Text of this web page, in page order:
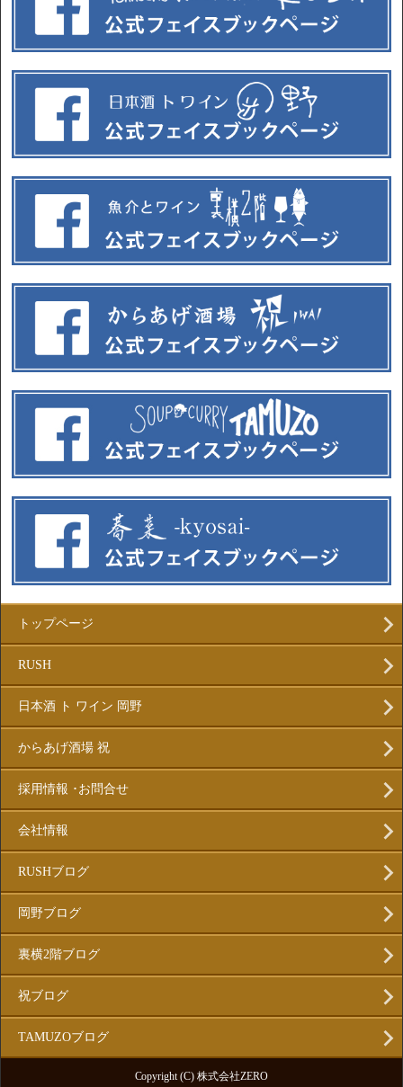
トップページ
RUSH
日本酒 ト ワイン 岡野
からあげ酒場 祝
採用情報 ･お問合せ
会社情報
RUSHブログ
岡野ブログ
裏横2階ブログ
祝ブログ
TAMUZOブログ
Copyright (C) 株式会社ZERO